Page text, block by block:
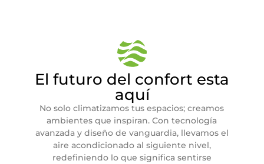
El futuro del confort esta
aquí
No solo climatizamos tus espacios; creamos
ambientes que inspiran. Con tecnología
avanzada y diseño de vanguardia, llevamos el
aire acondicionado al siguiente nivel,
redefiniendo lo que significa sentirse